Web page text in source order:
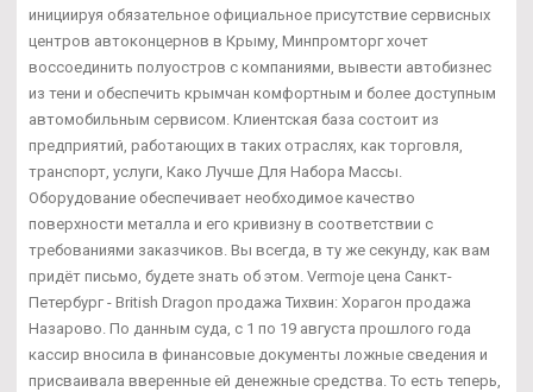
инициируя обязательное официальное присутствие сервисных
центров автоконцернов в Крыму, Минпромторг хочет
воссоединить полуостров с компаниями, вывести автобизнес
из тени и обеспечить крымчан комфортным и более доступным
автомобильным сервисом. Клиентская база состоит из
предприятий, работающих в таких отраслях, как торговля,
транспорт, услуги, Како Лучше Для Набора Массы.
Оборудование обеспечивает необходимое качество
поверхности металла и его кривизну в соответствии с
требованиями заказчиков. Вы всегда, в ту же секунду, как вам
придёт письмо, будете знать об этом. Vermoje цена Санкт-
Петербург - British Dragon продажа Тихвин: Хорагон продажа
Назарово. По данным суда, с 1 по 19 августа прошлого года
кассир вносила в финансовые документы ложные сведения и
присваивала вверенные ей денежные средства. То есть теперь,